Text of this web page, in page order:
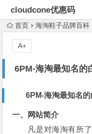
cloudcone优惠码
首页 海淘鞋子品牌百科
6PM-海淘最知名的
A+
6PM-海淘最知名的
一、网站简介
凡是对海淘有所